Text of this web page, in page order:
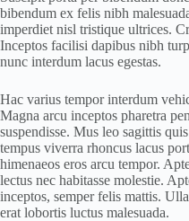
bibendum ex felis nibh
imperdiet nisl tristique ultrices.
Inceptos facilisi dapibus nibh
nunc interdum lacus egestas.
Hac varius tempor interdum
Magna arcu inceptos pharetra
suspendisse. Mus leo sagittis
tempus viverra rhoncus lacus
himenaeos eros arcu tempor.
lectus nec habitasse molestie.
inceptos, semper felis mattis.
erat lobortis luctus malesuada.